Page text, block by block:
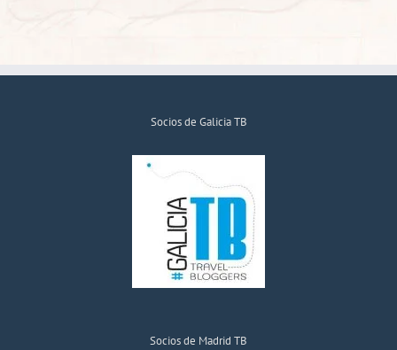
Socios de Galicia TB
Socios de Madrid TB